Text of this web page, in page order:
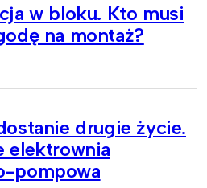
w bloku. Kto musi
na montaż?
drugie życie.
elektrownia
pompowa